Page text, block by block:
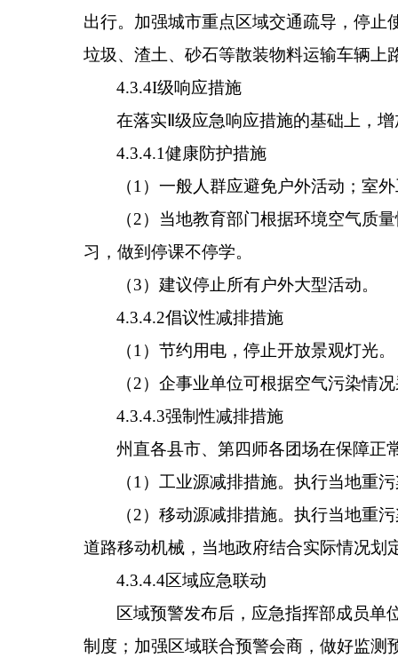
出行。加强城市重点区域交通疏导，停止
垃圾、渣土、砂石等散装物料运输车辆上
4.3.4I级响应措施
在落实Ⅱ级应急响应措施的基础上，
4.3.4.1健康防护措施
（1 ）一般人群应避免户外活动；室
（2）当地教育部门根据环境空气质
习 ， 做到停课不停学。
（3）建议停止所有户外大型活动。
4.3.4.2倡议性减排措施
（1 ）节约用电，停止开放景观灯光。
（2）企事业单位可根据空气污染情
4.3.4.3强制性减排措施
州直各县市、第四师各团场在保障正
（1 ） 工业源减排措施。执行当地重
（2）移动源减排措施。执行当地重
道路移动机械，当地政府结合实际情况划
4.3.4.4区域应急联动
区域预警发布后，应急指挥部成员单
制度；加强区域联合预警会商，做好监测